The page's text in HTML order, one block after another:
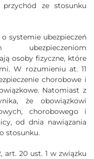
ze stosunku
systemie ubezpieczeń
ubezpieczeniom
osoby fizyczne, które
W rozumieniu at. 11
chorobowe i
Natomiast z
że obowiązkowi
chorobowego i
od dnia nawiązania
stosunku.
art. 20 ust. 1 w związku